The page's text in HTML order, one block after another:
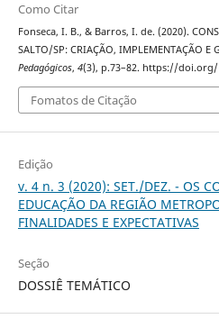
Como Citar
Fonseca, I. B., & Barros, I. de. (2020).
SALTO/SP: CRIAÇÃO, IMPLEMENTAÇÃO E
Pedagógicos, 4(3), p.73–82. https://doi.org/
Fomatos de Citação
Edição
v. 4 n. 3 (2020): SET./DEZ. - OS
EDUCAÇÃO DA REGIÃO
FINALIDADES E EXPECTATIVAS
Seção
DOSSIÊ TEMÁTICO